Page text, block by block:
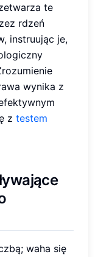
te
rdzeń
instruując je,
wynika z
z testem
waha się